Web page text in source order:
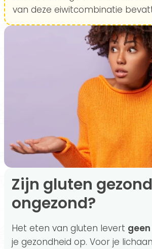
van deze eiwitcombinatie
Zijn gluten gezond of
ongezond?
Het eten van gluten levert
je gezondheid op. Voor je